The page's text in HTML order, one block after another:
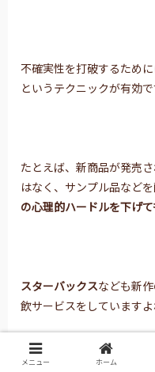
不確実性を打破するために
というテクニックが有効で
たとえば、新商品が発売
はなく、サンプル品などを
の心理的ハードルを下げて
スターバックスなども新
飲サービスをしていますよ
美味しいと
メニュー ホーム